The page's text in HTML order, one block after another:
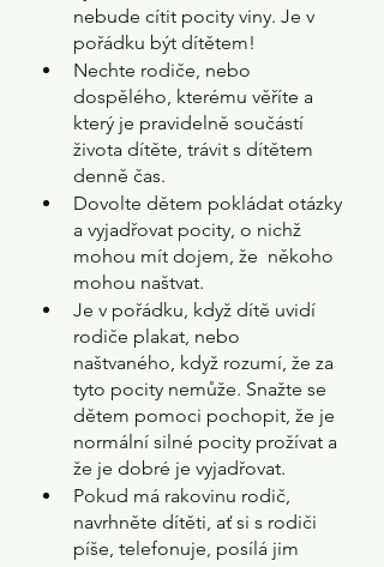
nebude cítit pocity viny. Je v
pořádku být dítětem!
Nechte rodiče, nebo
dospělého, kterému věříte a
který je pravidelně součástí
života dítěte, trávit s dítětem
denně čas.
Dovolte dětem pokládat otázky
a vyjadřovat pocity, o nichž
mohou mít dojem, že  někoho
mohou naštvat.
Je v pořádku, když dítě uvidí
rodiče plakat, nebo
naštvaného, když rozumí, že za
tyto pocity nemůže. Snažte se
dětem pomoci pochopit, že je
normální silné pocity prožívat a
že je dobré je vyjadřovat.
Pokud má rakovinu rodič,
navrhněte dítěti, ať si s rodiči
píše, telefonuje, posílá jim